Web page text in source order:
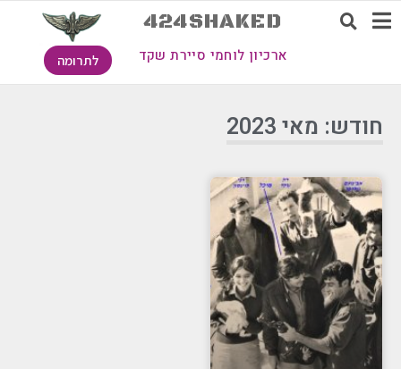
424SHAKED
ארכיון לוחמי סיירת שקד לתרומה
חודש: מאי 2023